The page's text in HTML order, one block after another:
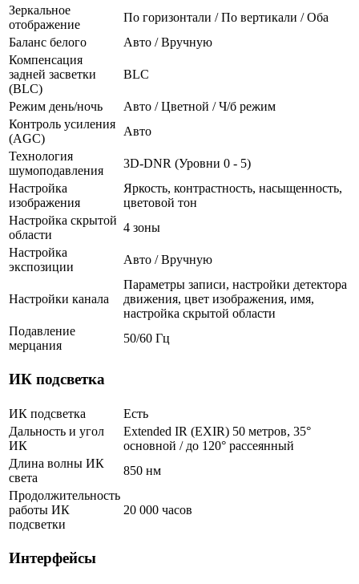
Зеркальное
отображение
По горизонтали / По вертикали / Оба
Баланс белого
Авто / Вручную
Компенсация
задней засветки
(BLC)
BLC
Режим день/ночь
Авто / Цветной / Ч/б режим
Контроль усиления
(AGC)
Авто
Технология
шумоподавления
3D-DNR (Уровни 0 - 5)
Настройка
изображения
Яркость, контрастность, насыщенность,
цветовой тон
Настройка скрытой
области
4 зоны
Настройка
экспозиции
Авто / Вручную
Настройки канала
Параметры записи, настройки детектора
движения, цвет изображения, имя,
настройка скрытой области
Подавление
мерцания
50/60 Гц
ИК подсветка
ИК подсветка
Есть
Дальность и угол
ИК
Extended IR (EXIR) 50 метров, 35°
основной / до 120° рассеянный
Длина волны ИК
света
850 нм
Продолжительность
работы ИК
подсветки
20 000 часов
Интерфейсы